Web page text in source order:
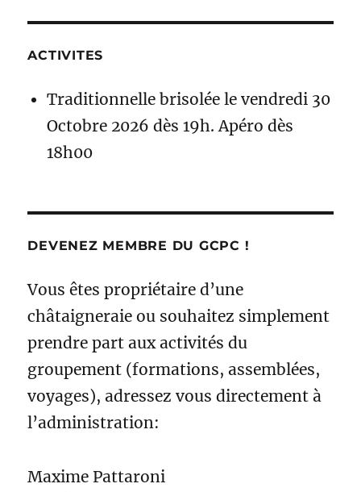
ACTIVITES
Traditionnelle brisolée le vendredi 30
Octobre 2026 dès 19h. Apéro dès
18h00
DEVENEZ MEMBRE DU GCPC !
Vous êtes propriétaire d’une
châtaigneraie ou souhaitez simplement
prendre part aux activités du
groupement (formations, assemblées,
voyages), adressez vous directement à
l’administration:
Maxime Pattaroni